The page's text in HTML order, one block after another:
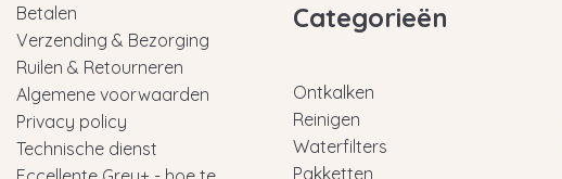
Betalen
Verzending & Bezorging
Ruilen & Retourneren
Algemene voorwaarden
Privacy policy
Technische dienst
Categorieën
Ontkalken
Reinigen
Waterfilters
Pakketten